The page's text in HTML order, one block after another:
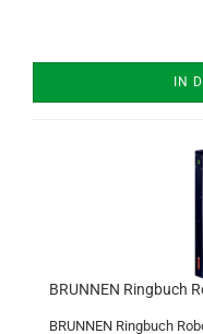
IN
BRUNNEN Ringbuch
BRUNNEN Ringbuch